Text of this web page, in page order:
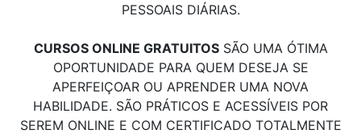
PESSOAIS DIÁRIAS.
CURSOS ONLINE GRATUITOSSÃO UMA ÓTIMA
OPORTUNIDADE PARA QUEM DESEJA SE
APERFEIÇOAR OU APRENDER UMA NOVA
HABILIDADE. SÃO PRÁTICOS E ACESSÍVEIS POR
SEREM ONLINE E COM CERTIFICADO TOTALMENTE